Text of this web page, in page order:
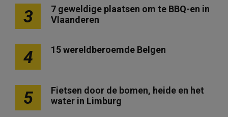
3
7 geweldige plaatsen om te BBQ-en in
Vlaanderen
4 15 wereldberoemde Belgen
5
Fietsen door de bomen, heide en het
water in Limburg